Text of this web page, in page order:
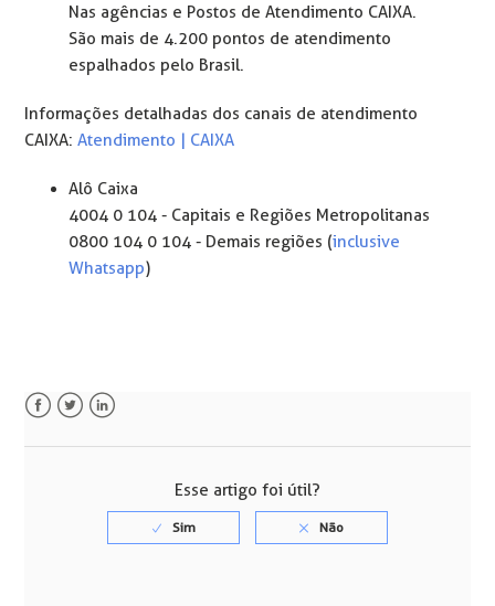
Nas agências e Postos de Atendimento CAIXA.
São mais de 4.200 pontos de atendimento
espalhados pelo Brasil.
Informações detalhadas dos canais de atendimento
CAIXA:Atendimento | CAIXA
Alô Caixa
4004 0 104 - Capitais e Regiões Metropolitanas
0800 104 0 104 - Demais regiões (inclusive
Whatsapp)
Esse artigo foi útil?